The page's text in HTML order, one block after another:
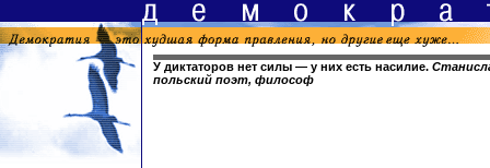
У диктаторов нет силы — у них есть насилие.
польский поэт, философ